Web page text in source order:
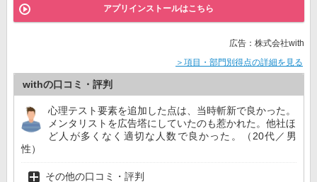
アプリインストールはこちら
広告：株式会社with
＞項目・部門別得点の詳細を見る
withの口コミ・評判
心理テスト要素を追加した点は、当時斬新で良かった。
メンタリストを広告塔にしていたのも惹かれた。他社ほ
ど人が多くなく適切な人数で良かった。（20代／男
性）
その他の口コミ・評判